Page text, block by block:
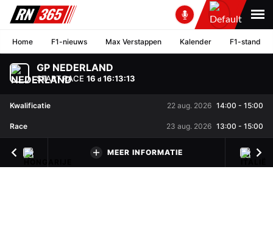
Home F1-nieuws Max Verstappen Kalender F1-stand
GP NEDERLAND
START RACE 16 d 16:13:13
Kwalificatie 22 aug. 2026 14:00 - 15:00
Race 23 aug. 2026 13:00 - 15:00
MEER INFORMATIE